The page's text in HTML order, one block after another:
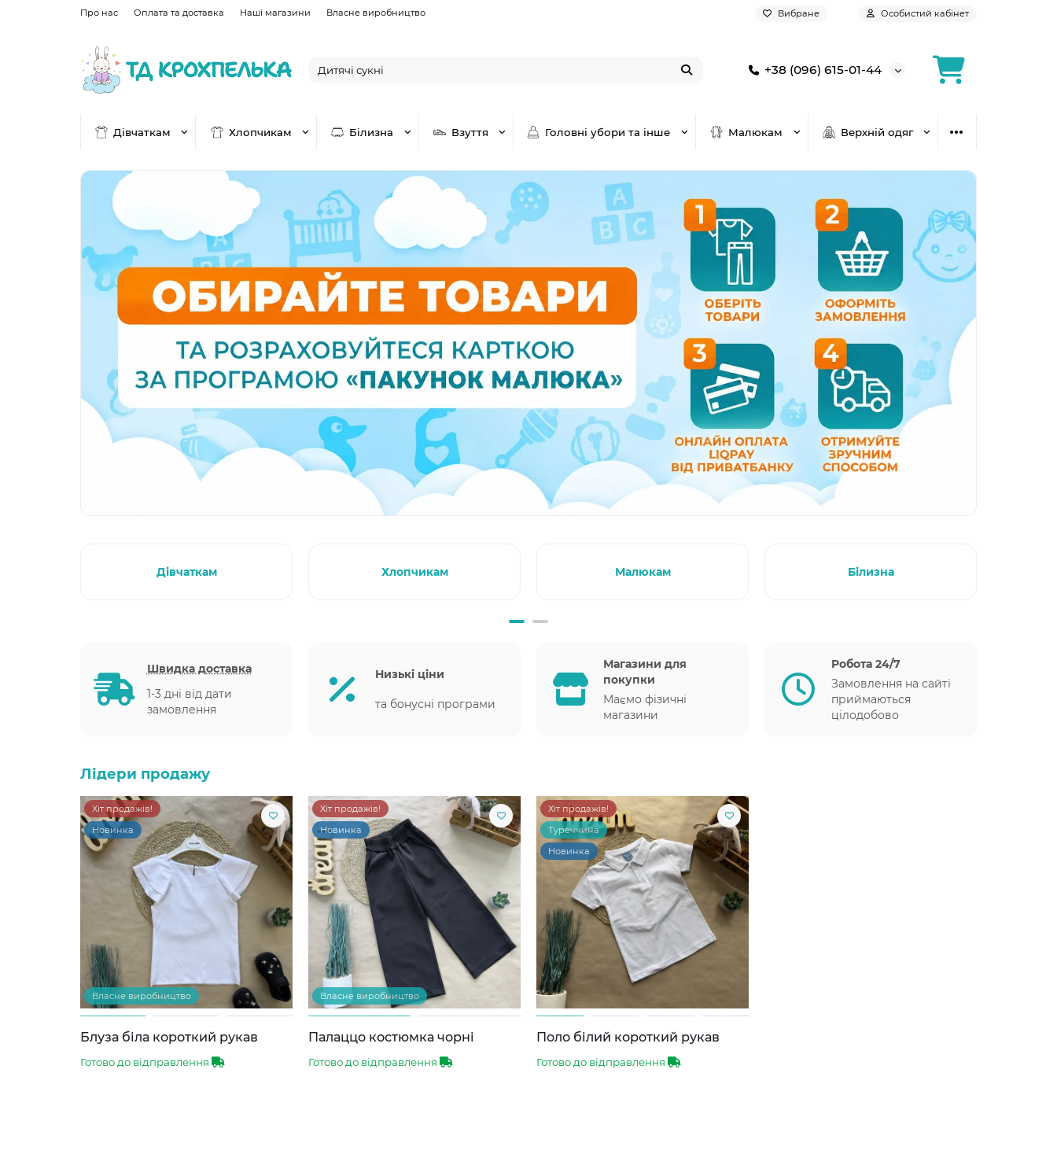
Про нас Оплата та доставка Наші магазини Власне виробництво Вибране Особистий кабінет
+38 (096) 615-01-44
Дівчаткам Хлопчикам Білизна Взуття Головні убори та інше Малюкам Верхній одяг
Дівчаткам Хлопчикам Малюкам Білизна
Швидка доставка
1-3 дні від дати
замовлення
Низькі ціни
та бонусні програми
Магазини для
покупки
Маємо фізичні
магазини
Робота 24/7
Замовлення на сайті
приймаються
цілодобово
Лідери продажу
Хіт продажів!
Новинка
Власне виробництво
Блуза біла короткий рукав
Готово до відправлення
Хіт продажів!
Новинка
Власне виробництво
Палаццо костюмка чорні
Готово до відправлення
Хіт продажів!
Туреччина
Новинка
Поло білий короткий рукав
Готово до відправлення